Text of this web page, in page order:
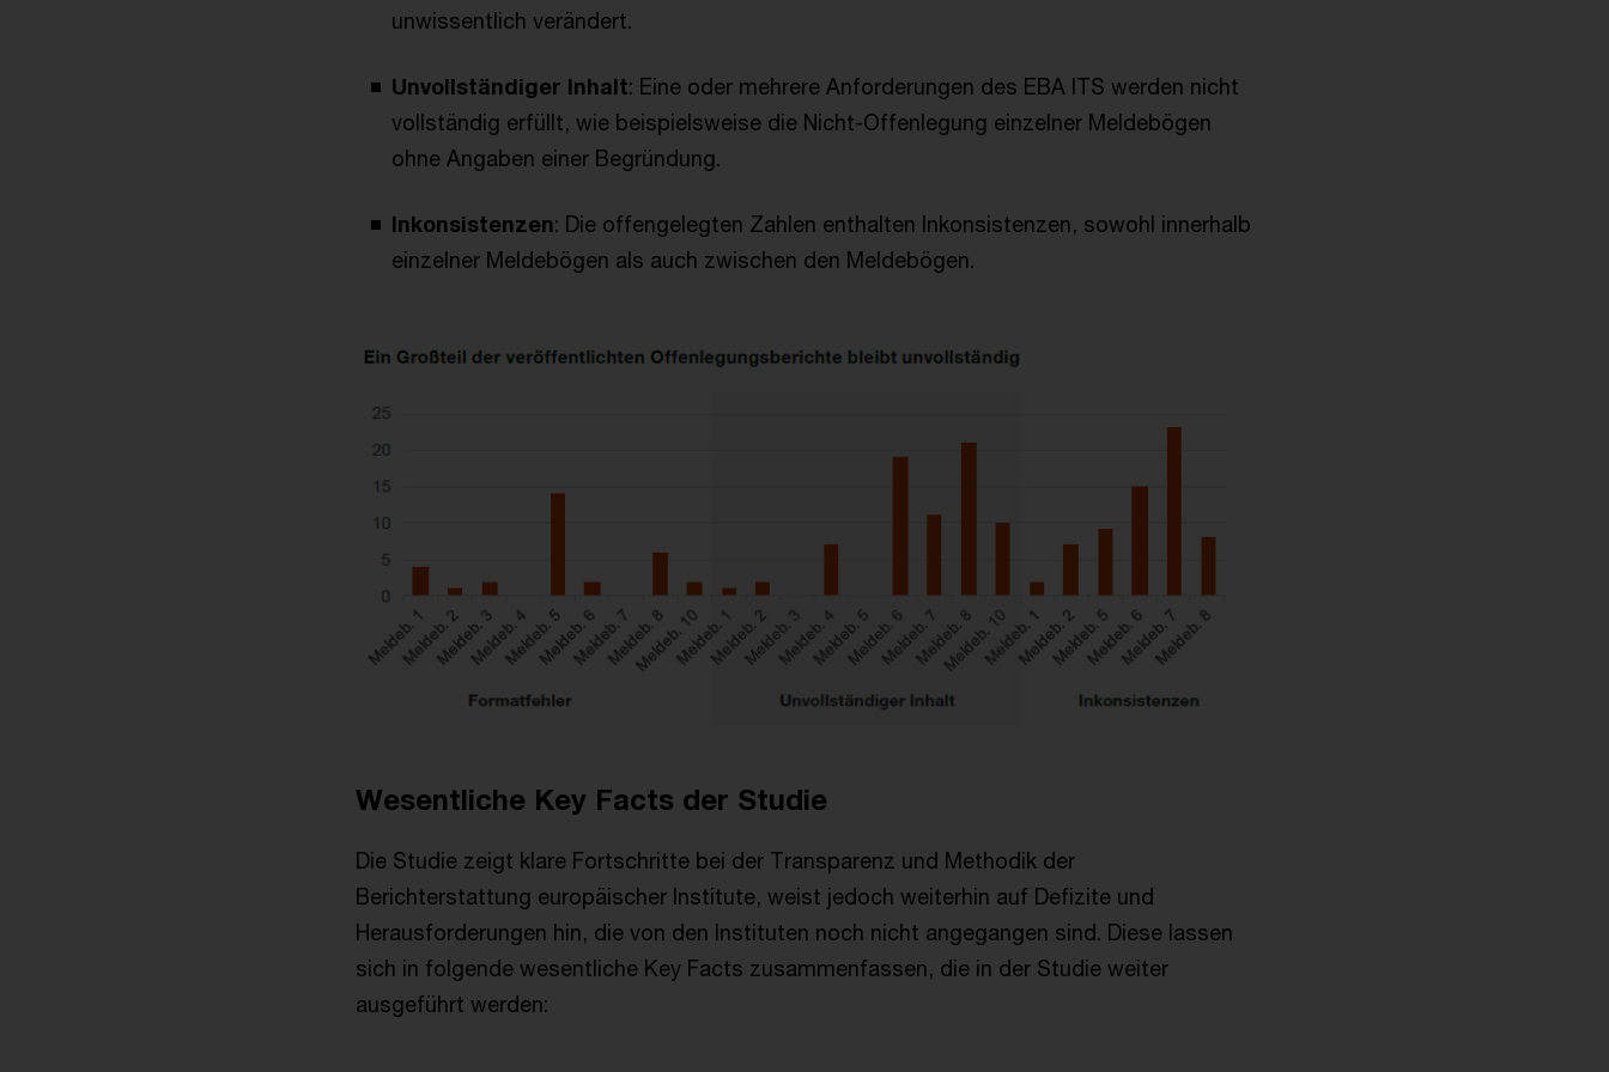
unwissentlich verändert.
Unvollständiger Inhalt: Eine oder mehrere Anforderungen des EBA ITS werden nicht
vollständig erfüllt, wie beispielsweise die Nicht-Offenlegung einzelner Meldebögen
ohne Angaben einer Begründung.
Inkonsistenzen: Die offengelegten Zahlen enthalten Inkonsistenzen, sowohl innerhalb
einzelner Meldebögen als auch zwischen den Meldebögen.
Wesentliche Key Facts der Studie
Die Studie zeigt klare Fortschritte bei der Transparenz und Methodik der
Berichterstattung europäischer Institute, weist jedoch weiterhin auf Defizite und
Herausforderungen hin, die von den Instituten noch nicht angegangen sind. Diese lassen
sich in folgende wesentliche Key Facts zusammenfassen, die in der Studie weiter
ausgeführt werden: